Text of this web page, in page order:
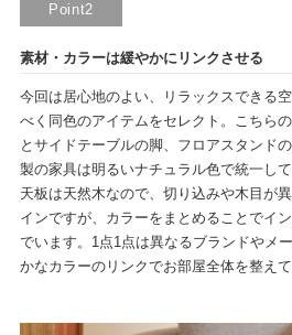
Point2
素材・カラーは緩やかにリンクさせる
今回は居心地のよい、リラックスできる
べく同色のアイテムをセレクト。こちら
とサイドテーブルの脚、フロアスタンド
製の家具は明るいナチュラル色で統一し
天板は天然木なので、切り込みや木目が
インですが、カラーをまとめることでイ
でいます。1点1点は異なるブランドやメ
かなカラーのリンクでお部屋全体を整えて